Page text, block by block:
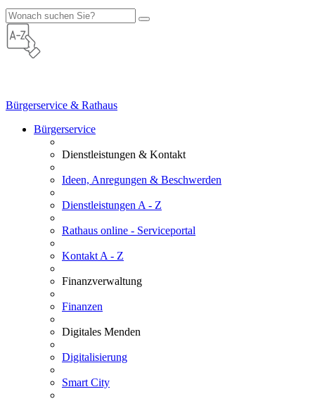
Bürgerservice & Rathaus
Bürgerservice
Dienstleistungen & Kontakt
Ideen, Anregungen & Beschwerden
Dienstleistungen A - Z
Rathaus online - Serviceportal
Kontakt A - Z
Finanzverwaltung
Finanzen
Digitales Menden
Digitalisierung
Smart City